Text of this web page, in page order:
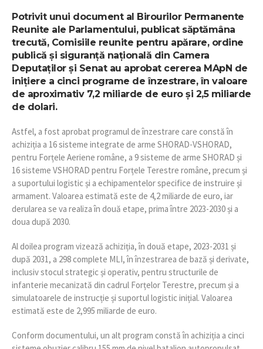
Potrivit unui document al Birourilor Permanente
Reunite ale Parlamentului, publicat săptămâna
trecută, Comisiile reunite pentru apărare, ordine
publică și siguranță națională din Camera
Deputaților și Senat au aprobat cererea MApN de
inițiere a cinci programe de înzestrare, în valoare
de aproximativ 7,2 miliarde de euro și 2,5 miliarde
de dolari.
Astfel, a fost aprobat programul de înzestrare care constă în
achiziția a 16 sisteme integrate de arme SHORAD-VSHORAD,
pentru Forțele Aeriene române, a 9 sisteme de arme SHORAD și
16 sisteme VSHORAD pentru Forțele Terestre române, precum și
a suportului logistic și a echipamentelor specifice de instruire și
armament. Valoarea estimată este de 4,2 miliarde de euro, iar
derularea se va realiza în două etape, prima între 2023-2030 și a
doua după 2030.
Al doilea program vizează achiziția, în două etape, 2023-2031 și
după 2031, a 298 complete MLI, în înzestrarea de bază și derivate,
inclusiv stocul strategic și operativ, pentru structurile de
infanterie mecanizată din cadrul Forțelor Terestre, precum și a
simulatoarele de instrucție și suportul logistic inițial. Valoarea
estimată este de 2,995 miliarde de euro.
Conform documentului, un alt program constă în achiziția a cinci